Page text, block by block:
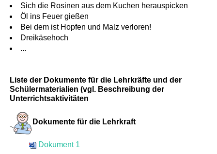
Sich die Rosinen aus dem Kuchen herauspicken
Öl ins Feuer gießen
Bei dem ist Hopfen und Malz verloren!
Dreikäsehoch
...
Liste der Dokumente für die Lehrkräfte und der
Schülermaterialien (vgl. Beschreibung der
Unterrichtsaktivitäten
Dokumente für die Lehrkraft
Dokument 1